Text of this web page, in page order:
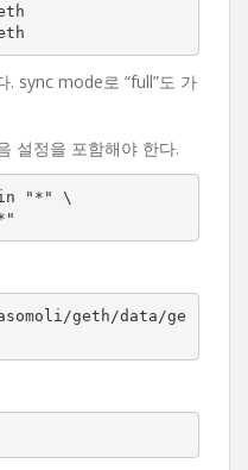
. sync mode로 “full”도 가
설정을 포함해야 한다.
geth/data/ge